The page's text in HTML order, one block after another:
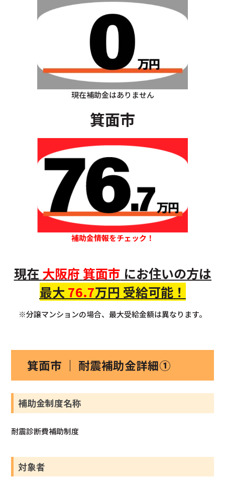
現在補助金はありません
箕面市
補助金情報をチェック！
現在 大阪府 箕面市 にお住いの方は
最大76.7万円 受給可能！
※分譲マンションの場合、最大受給金額は異なります。
箕面市 ｜ 耐震補助金詳細①
補助金制度名称
耐震診断費補助制度
対象者